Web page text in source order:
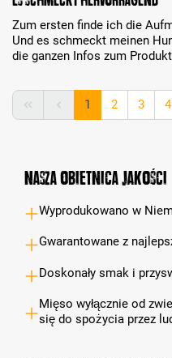
Zum ersten finde ich die
Und es schmeckt meinen
die ganzen Infos zum
Strona
1 Strona
2 Strona
3 4
Nasza obietnica jakości
Wyprodukowano w
Gwarantowane z
Doskonały smak i
Mięso wyłącznie od
się do spożycia przez